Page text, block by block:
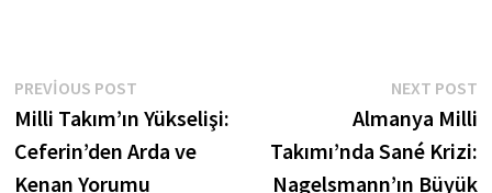
Yazı
gezinmesi
PREVIOUS POSTPrevious
post:
Milli Takım’ın Yükselişi:
Ceferin’den Arda ve
Kenan Yorumu
NEXT POST
Almanya Milli
Takımı’nda Sané Krizi:
Nagelsmann’ın Büyük